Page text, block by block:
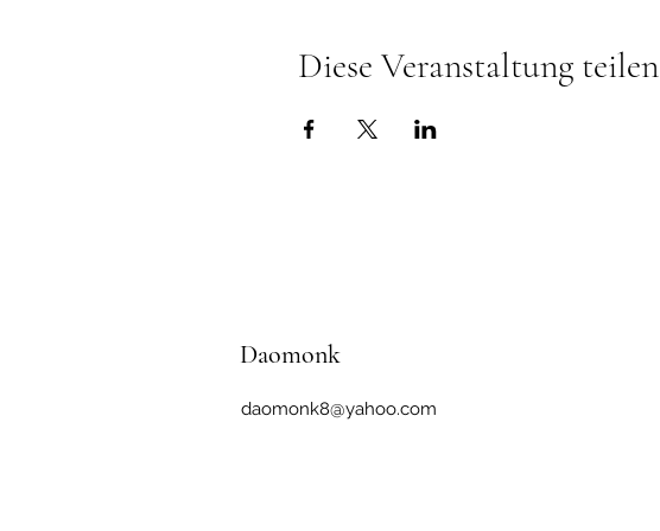
Diese Veranstaltung teilen
Daomonk
daomonk8@yahoo.com